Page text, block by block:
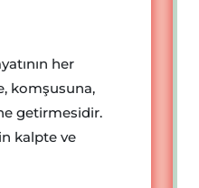
her
komşusuna,
getirmesidir.
kalpte ve